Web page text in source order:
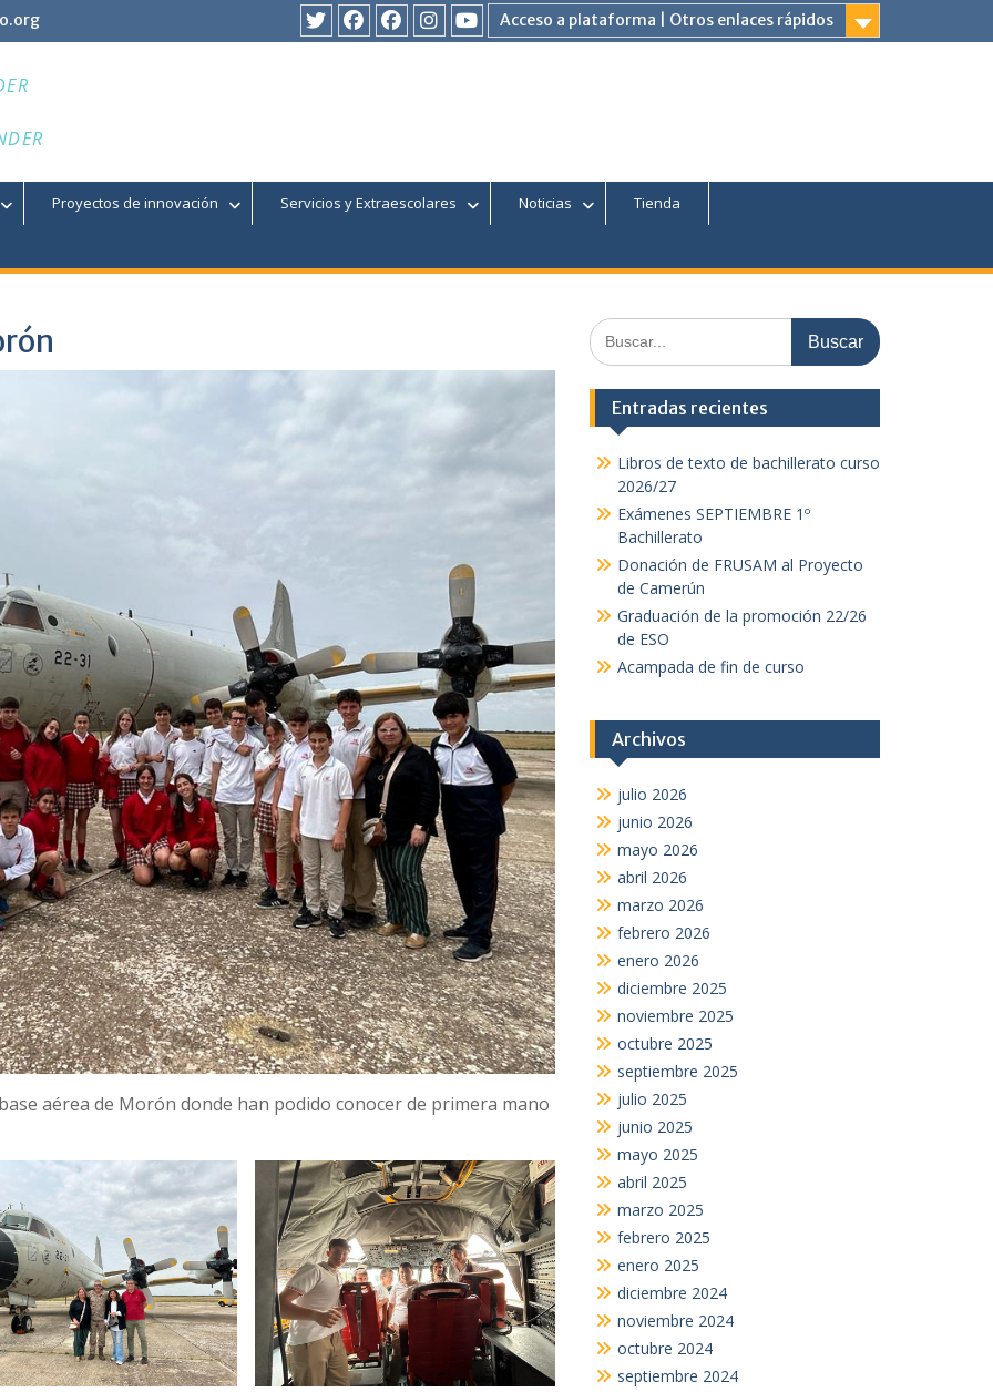
Acceso a plataforma | Otros enlaces rápidos
TwitterFacebookFacebookInstagram
YouTube
Proyectos de innovación Servicios y Extraescolares Noticias Tienda
aérea de Morón donde han podido conocer de primera mano
Buscar:
Entradas recientes
Libros de texto de bachillerato curso
2026/27
Exámenes SEPTIEMBRE 1º
Bachillerato
Donación de FRUSAM al Proyecto
de Camerún
Graduación de la promoción 22/26
de ESO
Acampada de fin de curso
Archivos
julio 2026
junio 2026
mayo 2026
abril 2026
marzo 2026
febrero 2026
enero 2026
diciembre 2025
noviembre 2025
octubre 2025
septiembre 2025
julio 2025
junio 2025
mayo 2025
abril 2025
marzo 2025
febrero 2025
enero 2025
diciembre 2024
noviembre 2024
octubre 2024
septiembre 2024